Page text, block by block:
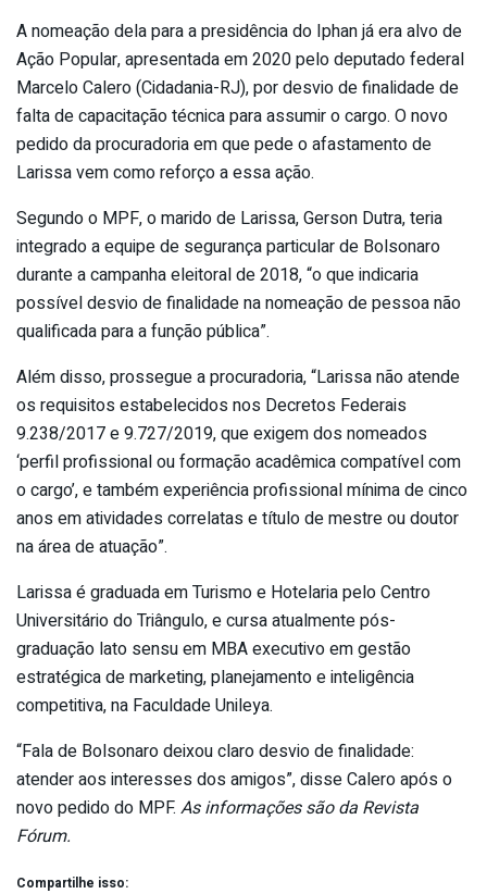
A nomeação dela para a presidência do Iphan já era alvo de
Ação Popular, apresentada em 2020 pelo deputado federal
Marcelo Calero (Cidadania-RJ), por desvio de finalidade de
falta de capacitação técnica para assumir o cargo. O novo
pedido da procuradoria em que pede o afastamento de
Larissa vem como reforço a essa ação.
Segundo o MPF, o marido de Larissa, Gerson Dutra, teria
integrado a equipe de segurança particular de Bolsonaro
durante a campanha eleitoral de 2018, “o que indicaria
possível desvio de finalidade na nomeação de pessoa não
qualificada para a função pública”.
Além disso, prossegue a procuradoria, “Larissa não atende
os requisitos estabelecidos nos Decretos Federais
9.238/2017 e 9.727/2019, que exigem dos nomeados
‘perfil profissional ou formação acadêmica compatível com
o cargo’, e também experiência profissional mínima de cinco
anos em atividades correlatas e título de mestre ou doutor
na área de atuação”.
Larissa é graduada em Turismo e Hotelaria pelo Centro
Universitário do Triângulo, e cursa atualmente pós-
graduação lato sensu em MBA executivo em gestão
estratégica de marketing, planejamento e inteligência
competitiva, na Faculdade Unileya.
“Fala de Bolsonaro deixou claro desvio de finalidade:
atender aos interesses dos amigos”, disse Calero após o
novo pedido do MPF. As informações são da Revista
Fórum.
Compartilhe isso: